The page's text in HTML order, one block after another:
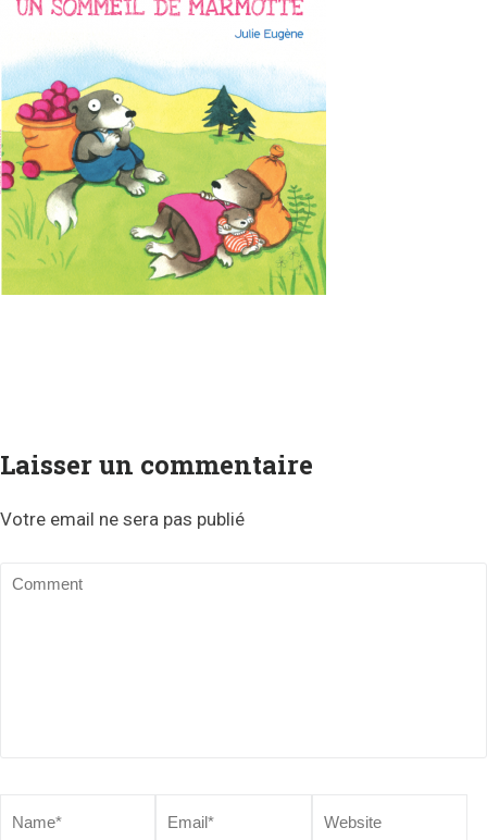
Laisser un commentaire
Votre email ne sera pas publié